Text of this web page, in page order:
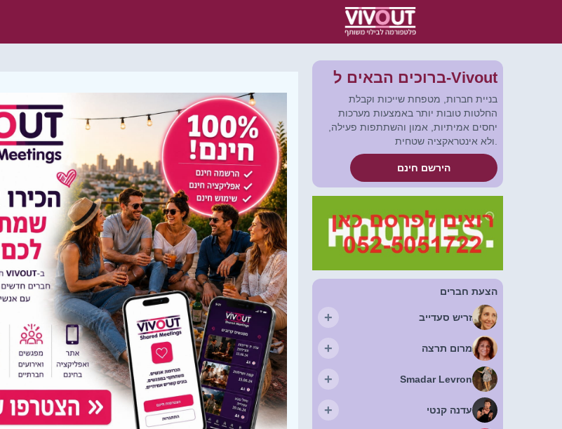
ברוכים הבאים ל-Vivout
בניית חברות, מטפחת שייכות וקבלת
החלטות טובות יותר באמצעות מערכות
יחסים אמיתיות, אמון והשתתפות פעילה,
הירשם חינם
הצעת חברים
זריש סעדייב +
מרום תרצה +
Smadar Levron
+
עדנה קנטי +